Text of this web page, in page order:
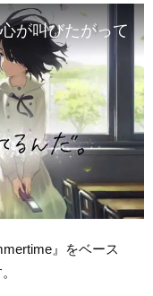
が叫びたがってる
』をベース